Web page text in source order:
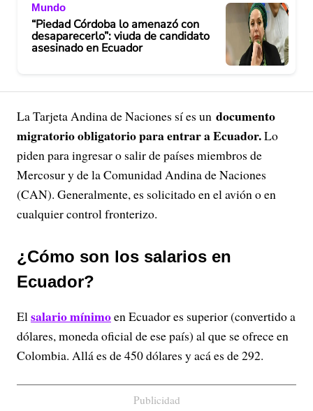
Mundo
“Piedad Córdoba lo amenazó con
desaparecerlo”: viuda de candidato
asesinado en Ecuador
La Tarjeta Andina de Naciones sí es un documento
migratorio obligatorio para entrar a Ecuador.Lo
piden para ingresar o salir de países miembros de
Mercosur y de la Comunidad Andina de Naciones
(CAN). Generalmente, es solicitado en el avión o en
cualquier control fronterizo.
¿Cómo son los salarios en
Ecuador?
Elsalario mínimoen Ecuador es superior (convertido a
dólares, moneda oficial de ese país) al que se ofrece en
Colombia. Allá es de 450 dólares y acá es de 292.
Publicidad